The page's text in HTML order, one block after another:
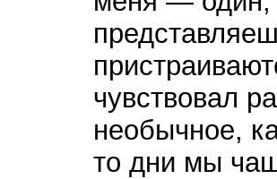
чувствовал
необычное,
то дни мы